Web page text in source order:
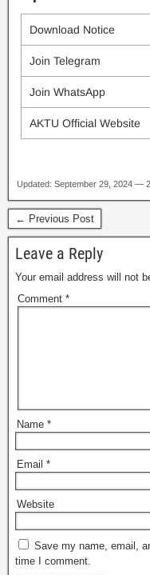
Download Notice
Join Telegram
Join WhatsApp
AKTU Official Website
Updated: September 29, 2024 —
← Previous Post
Leave a Reply
Your email address will not
Comment *
Name *
Email *
Website
Save my name, email,
time I comment.